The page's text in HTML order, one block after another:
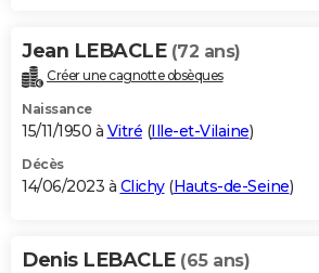
Jean LEBACLE (72 ans)
Créer une cagnotte obsèques
Naissance
15/11/1950 à Vitré (Ille-et-Vilaine)
Décès
14/06/2023 à Clichy(Hauts-de-Seine)
Denis LEBACLE (65 ans)